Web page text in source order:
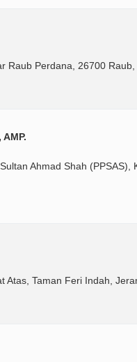
Raub Perdana, 26700 Raub,
Ahmad Shah (PPSAS),
Atas, Taman Feri Indah,